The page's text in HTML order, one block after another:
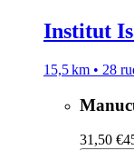
Institut
15,5 km • 28
31,50 €